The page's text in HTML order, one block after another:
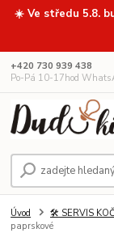
☀️ Ve středu 5.8.
+420 730 939 438
Po-Pá 10-17hod
Úvod 🛠️ SERVIS
paprskové